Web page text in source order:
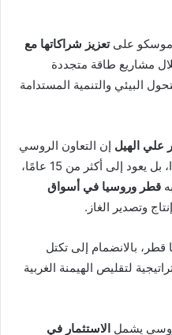
موسكو علىتعزيز شراكاتها مع
مشاريع طاقة متجددة
البيئي والتنمية المستدامة
علي الهيل إن التعاون الروسي
العربي في مجال الطاقة ليس جديدًا، بل يعود إلى أكثر من 15 عامًا،
قطر وروسيا في أسواق
وتصدير الغاز.
قطر، بالانضمام إلى تكتل
لتقليص الهيمنة الغربية
يشمل الاستثمار في